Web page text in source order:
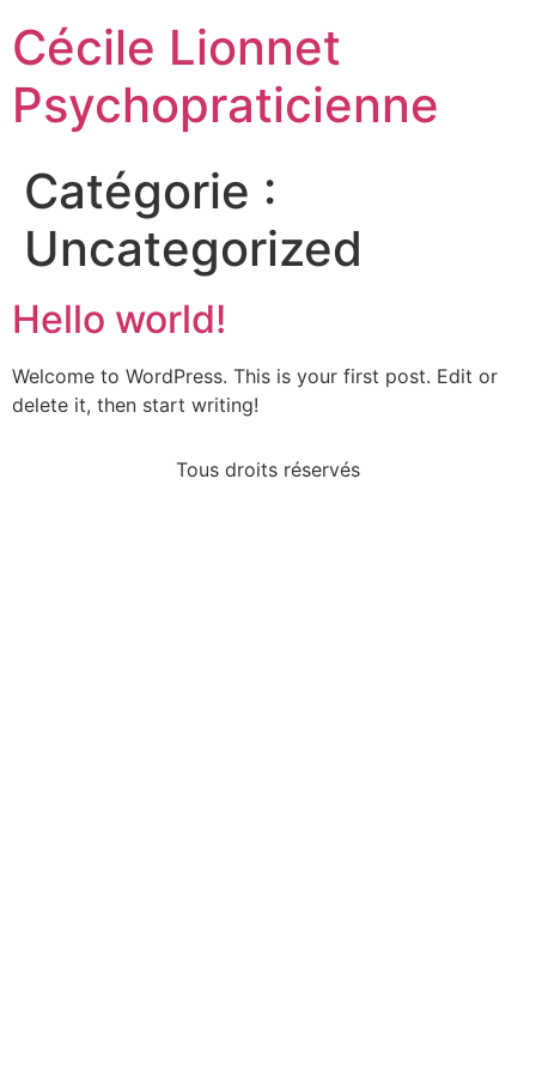
Cécile Lionnet
Psychopraticienne
Catégorie :
Uncategorized
Hello world!
Welcome to WordPress. This is your first post. Edit or
delete it, then start writing!
Tous droits réservés